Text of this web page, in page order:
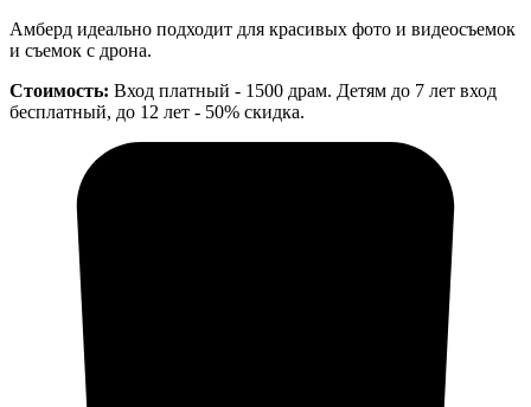
Амберд идеально подходит для красивых фото и видеосъемок
и съемок с дрона.
Стоимость: Вход платный - 1500 драм. Детям до 7 лет вход
бесплатный, до 12 лет - 50% скидка.